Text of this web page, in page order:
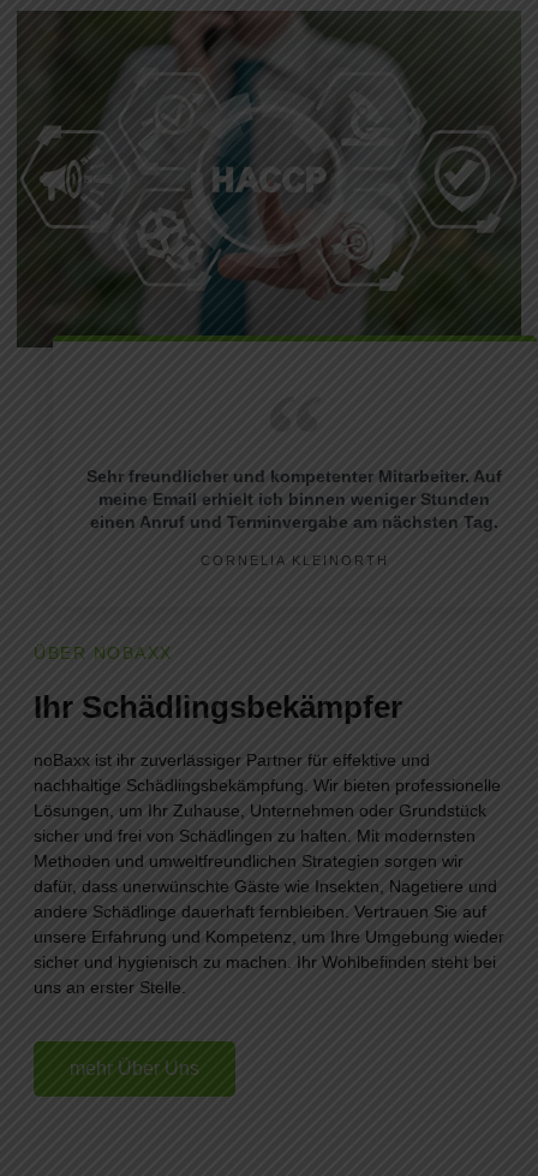
ÜBER NOBAXX
Ihr Schädlingsbekämpfer
noBaxx ist ihr zuverlässiger Partner für effektive und
nachhaltige Schädlingsbekämpfung. Wir bieten professionelle
Lösungen, um Ihr Zuhause, Unternehmen oder Grundstück
sicher und frei von Schädlingen zu halten. Mit modernsten
Methoden und umweltfreundlichen Strategien sorgen wir
dafür, dass unerwünschte Gäste wie Insekten, Nagetiere und
andere Schädlinge dauerhaft fernbleiben. Vertrauen Sie auf
unsere Erfahrung und Kompetenz, um Ihre Umgebung wieder
sicher und hygienisch zu machen. Ihr Wohlbefinden steht bei
uns an erster Stelle.
mehr Über Uns
Sehr freundlicher und kompetenter Mitarbeiter. Auf
meine Email erhielt ich binnen weniger Stunden
einen Anruf und Terminvergabe am nächsten Tag.
CORNELIA KLEINORTH